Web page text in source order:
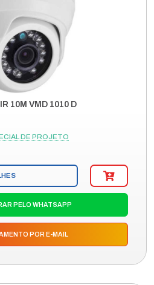
10M VMD 1010 D
DE PROJETO
PELO WHATSAPP
POR E-MAIL